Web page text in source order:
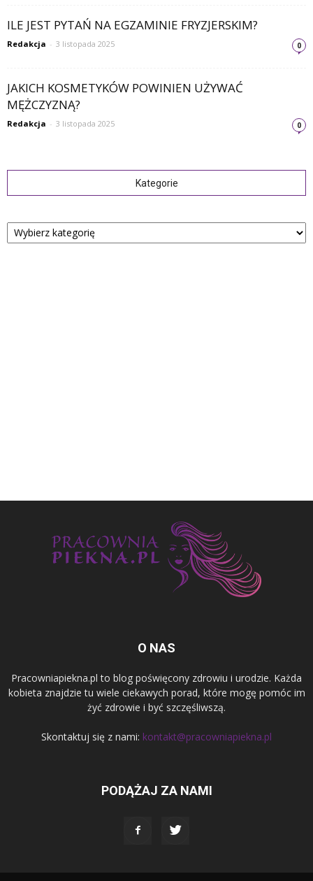
ILE JEST PYTAŃ NA EGZAMINIE FRYZJERSKIM?
Redakcja - 3 listopada 2025 0
JAKICH KOSMETYKÓW POWINIEN UŻYWAĆ
MĘŻCZYZNĄ?
Redakcja - 3 listopada 2025 0
Kategorie
Kategorie
O NAS
Pracowniapiekna.pl to blog poświęcony zdrowiu i urodzie. Każda
kobieta znajdzie tu wiele ciekawych porad, które mogę pomóc im
żyć zdrowie i być szczęśliwszą.
Skontaktuj się z nami: kontakt@pracowniapiekna.pl
PODĄŻAJ ZA NAMI